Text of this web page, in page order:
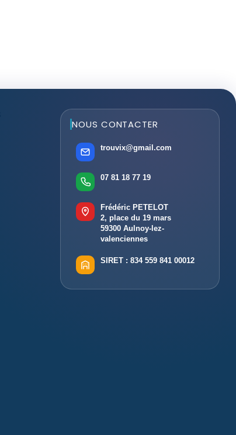
NOUS CONTACTER
trouvix@gmail.com
07 81 18 77 19
Frédéric PETELOT
2, place du 19 mars
59300 Aulnoy-lez-
valenciennes
SIRET : 834 559 841 00012